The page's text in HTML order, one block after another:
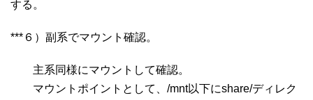
する。
***６）副系でマウント確認。
主系同様にマウントして確認。
マウントポイントとして、/mnt以下にshare/ディレク